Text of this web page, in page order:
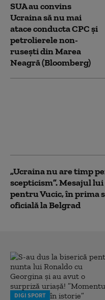
SUA au convins
Ucraina să nu mai
atace conducta CPC şi
petrolierele non-
ruseşti din Marea
Neagră (Bloomberg)
„Ucraina nu are timp
scepticism”. Mesajul
pentru Vucic, în prima
oficială la Belgrad
DIGI SPORT